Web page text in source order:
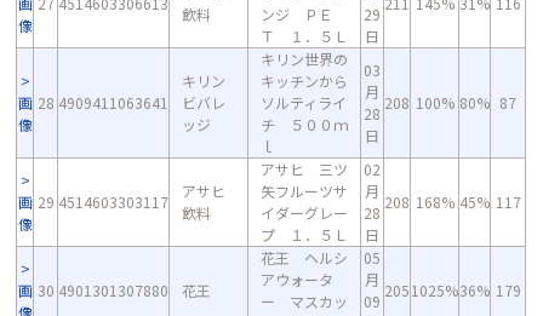
像
飲料
ンジ ＰＥ
Ｔ １．５Ｌ
29
日
画
像
28 4909411063641
キリン
ビバレ
ッジ
キリン世界の
キッチンから
ソルティライ
チ ５００ｍ
ｌ
03
月
28
日
208 100% 80% 87
画
像
29 4514603303117
アサヒ
飲料
アサヒ 三ツ
矢フルーツサ
イダーグレー
プ １．５Ｌ
02
月
28
日
208 168% 45% 117
画
像
30 4901301307880 花王
花王 ヘルシ
アウォータ
ー マスカッ
05
月
09
2051025%36% 179